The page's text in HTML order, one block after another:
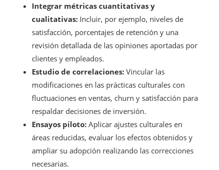
Integrar métricas cuantitativas y
cualitativas: Incluir, por ejemplo, niveles de
satisfacción, porcentajes de retención y una
revisión detallada de las opiniones aportadas por
clientes y empleados.
Estudio de correlaciones: Vincular las
modificaciones en las prácticas culturales con
fluctuaciones en ventas, churn y satisfacción para
respaldar decisiones de inversión.
Ensayos piloto: Aplicar ajustes culturales en
áreas reducidas, evaluar los efectos obtenidos y
ampliar su adopción realizando las correcciones
necesarias.